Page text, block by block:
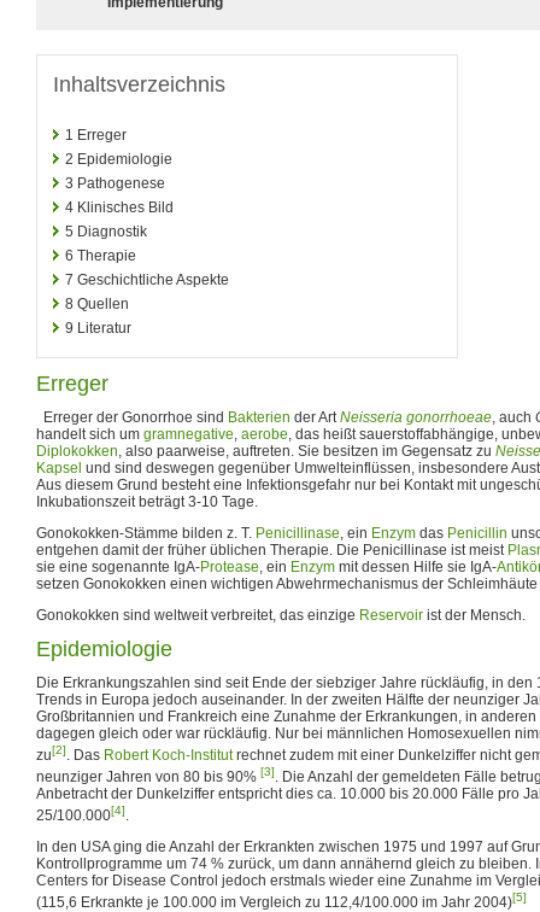
Inhaltsverzeichnis
1 Erreger
2 Epidemiologie
3 Pathogenese
4 Klinisches Bild
5 Diagnostik
6 Therapie
7 Geschichtliche Aspekte
8 Quellen
9 Literatur
Erreger
Erreger der Gonorrhoe sind Bakterien der ArtNeisseria gonorrhoeae, auch
handelt sich um gramnegative, aerobe, das heißt sauerstoffabhängige,
Diplokokken, also paarweise, auftreten. Sie besitzen im Gegensatz zu
Kapsel und sind deswegen gegenüber Umwelteinflüssen, insbesondere
Aus diesem Grund besteht eine Infektionsgefahr nur bei Kontakt mit
Inkubationszeit beträgt 3-10 Tage.
Gonokokken-Stämme bilden z. T. Penicillinase, ein Enzym das Penicillin
entgehen damit der früher üblichen Therapie. Die Penicillinase ist meist
sie eine sogenannte IgA-Protease, ein Enzym mit dessen Hilfe sie IgA-
setzen Gonokokken einen wichtigen Abwehrmechanismus der
Gonokokken sind weltweit verbreitet, das einzige Reservoir ist der Mensch.
Epidemiologie
Die Erkrankungszahlen sind seit Ende der siebziger Jahre rückläufig, in
Trends in Europa jedoch auseinander. In der zweiten Hälfte der neunziger
Großbritannien und Frankreich eine Zunahme der Erkrankungen, in
dagegen gleich oder war rückläufig. Nur bei männlichen Homosexuellen
zu[2]. Das Robert Koch-Institutrechnet zudem mit einer Dunkelziffer nicht
neunziger Jahren von 80 bis 90% [3]. Die Anzahl der gemeldeten Fälle
Anbetracht der Dunkelziffer entspricht dies ca. 10.000 bis 20.000 Fälle pro
25/100.000[4].
In den USA ging die Anzahl der Erkrankten zwischen 1975 und 1997 auf
Kontrollprogramme um 74 % zurück, um dann annähernd gleich zu bleiben.
Centers for Disease Control jedoch erstmals wieder eine Zunahme im
(115,6 Erkrankte je 100.000 im Vergleich zu 112,4/100.000 im Jahr 2004)[5]